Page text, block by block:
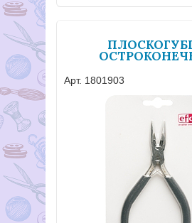
Арт. 1801903